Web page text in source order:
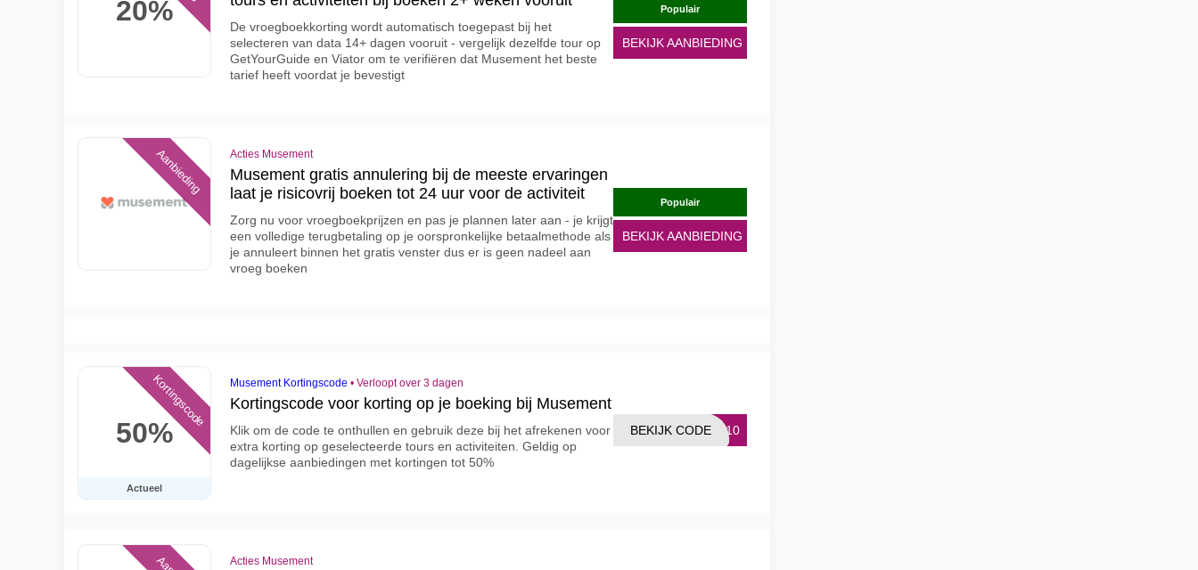
20%
De vroegboekkorting wordt automatisch toegepast bij het
selecteren van data 14+ dagen vooruit - vergelijk dezelfde tour op
GetYourGuide en Viator om te verifiëren dat Musement het beste
tarief heeft voordat je bevestigt
Populair
BEKIJK AANBIEDING
Aanbieding Acties Musement
Musement gratis annulering bij de meeste ervaringen
laat je risicovrij boeken tot 24 uur voor de activiteit
Zorg nu voor vroegboekprijzen en pas je plannen later aan - je krijgt
een volledige terugbetaling op je oorspronkelijke betaalmethode als
je annuleert binnen het gratis venster dus er is geen nadeel aan
vroeg boeken
Populair
BEKIJK AANBIEDING
50%
Actueel
Kortingscode Musement Kortingscode • Verloopt over 3 dagen
Kortingscode voor korting op je boeking bij Musement
Klik om de code te onthullen en gebruik deze bij het afrekenen voor
extra korting op geselecteerde tours en activiteiten. Geldig op
dagelijkse aanbiedingen met kortingen tot 50%
1910
BEKIJK CODE
Acties Musement